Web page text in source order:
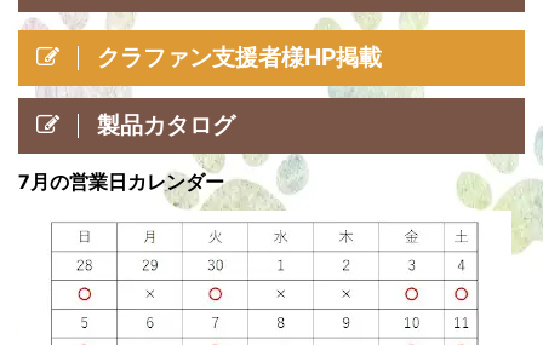
クラファン支援者様HP掲載
製品カタログ
7月の営業日カレンダー